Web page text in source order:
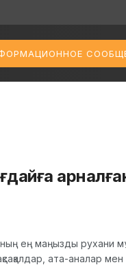
ең маңызды рухани
ата-аналар